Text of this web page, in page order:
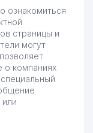
ознакомиться
страницы и
могут
о компаниях